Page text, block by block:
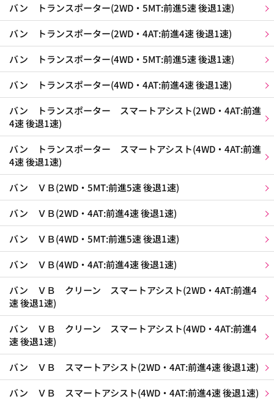
バン トランスポーター(2WD・5MT:前進5速 後退1速)
バン トランスポーター(2WD・4AT:前進4速 後退1速)
バン トランスポーター(4WD・5MT:前進5速 後退1速)
バン トランスポーター(4WD・4AT:前進4速 後退1速)
バン トランスポーター スマートアシスト(2WD・4AT:前進
4速 後退1速)
バン トランスポーター スマートアシスト(4WD・4AT:前進
4速 後退1速)
バン ＶＢ(2WD・5MT:前進5速 後退1速)
バン ＶＢ(2WD・4AT:前進4速 後退1速)
バン ＶＢ(4WD・5MT:前進5速 後退1速)
バン ＶＢ(4WD・4AT:前進4速 後退1速)
バン ＶＢ クリーン スマートアシスト(2WD・4AT:前進4
速 後退1速)
バン ＶＢ クリーン スマートアシスト(4WD・4AT:前進4
速 後退1速)
バン ＶＢ スマートアシスト(2WD・4AT:前進4速 後退1速)
バン ＶＢ スマートアシスト(4WD・4AT:前進4速 後退1速)